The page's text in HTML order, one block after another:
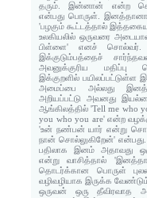
தரும். இன்னான் என்ற
என்பது பொருள்.
'பழகும் கூட்டத்தால்
உலகியலில் ஒருவரை
பிள்ளை' எனச்
இக்குடும்பத்தைச்
அவனுக்குரிய மதிப்பு
இக்குறளில்
அமைப்பை அல்லது
அறியப்பட்டு அவனது
ஆங்கிலத்தில் 'Tell me who
you who you are' என்ற
'உன் நண்பன் யார் என்று
நான் சொல்லுகிறேன்'
பதிலாக இனம் அதாவது
என்று வாசித்தால்
தொடர்க்கான பொருள்
வழிவழியாக இருக்க
ஒருவன் ஒரு தீவிரவாத